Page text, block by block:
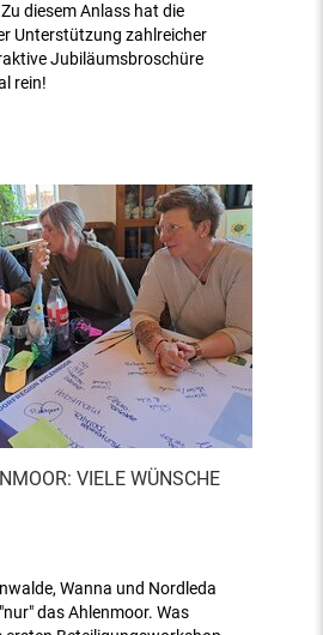
diesem Anlass hat die
Unterstützung zahlreicher
Jubiläumsbroschüre
rein!
VIELE WÜNSCHE
Wanna und Nordleda
das Ahlenmoor. Was